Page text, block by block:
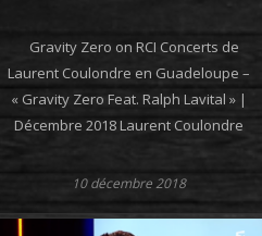
Gravity Zero on RCI Concerts de
Laurent Coulondre en Guadeloupe –
« Gravity Zero Feat. Ralph Lavital » |
Décembre 2018 Laurent Coulondre
10 décembre 2018